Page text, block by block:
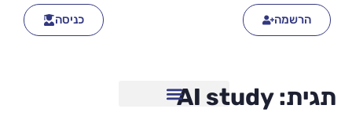
הרשמה כניסה
תגית:AI study